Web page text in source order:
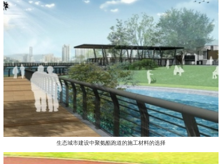
生态城市建设中聚氨酯跑道的施工材料的选择